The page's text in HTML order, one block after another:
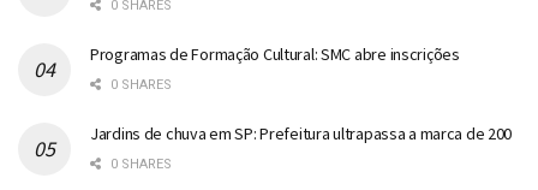
0 SHARES
Programas de Formação Cultural: SMC abre inscrições
0 SHARES
Jardins de chuva em SP: Prefeitura ultrapassa a marca de 200
0 SHARES